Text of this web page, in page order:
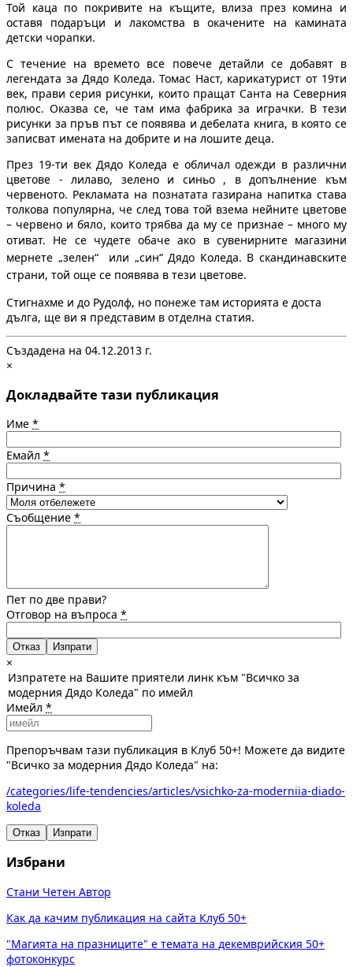
Той каца по покривите на къщите, влиза през комина и
оставя подаръци и лакомства в окачените на камината
детски чорапки.
С течение на времето все повече детайли се добавят в
легендата за Дядо Коледа. Томас Наст, карикатурист от 19ти
век, прави серия рисунки, които пращат Санта на Северния
полюс. Оказва се, че там има фабрика за играчки. В тези
рисунки за пръв път се появява и дебелата книга, в която се
записват имената на добрите и на лошите деца.
През 19-ти век Дядо Коледа е обличал одежди в различни
цветове - лилаво, зелено и синьо , в допълнение към
червеното. Рекламата на познатата газирана напитка става
толкова популярна, че след това той взема нейните цветове
– червено и бяло, които трябва да му се признае – много му
отиват. Не се чудете обаче ако в сувенирните магазини
мернете „зелен“ или „син“ Дядо Коледа. В скандинавските
страни, той още се появява в тези цветове.
Стигнахме и до Рудолф, но понеже там историята е доста
дълга, ще ви я представим в отделна статия.
Създадена на 04.12.2013 г.
×
Докладвайте тази публикация
Име *
Емайл *
Причина *
Съобщение *
Пет по две прави?
Отговор на въпроса *
Отказ
×
Изпратете на Вашите приятели линк към "Всичко за
модерния Дядо Коледа" по имейл
Имейл *
Препоръчвам тази публикация в Клуб 50+! Можете да видите
"Всичко за модерния Дядо Коледа" на:
/categories/life-tendencies/articles/vsichko-za-moderniia-diado-
koleda
Отказ Изпрати
Избрани
Стани Четен Автор
Как да качим публикация на сайта Клуб 50+
"Магията на празниците" е темата на декемврийския 50+
фотоконкурс